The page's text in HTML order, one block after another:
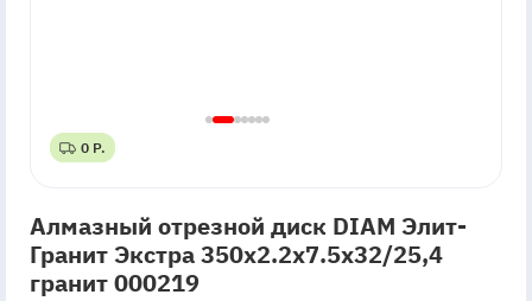
0 Р.
0 Р.
Алмазный отрезной диск DIAM Элит-
Гранит Экстра 350x2.2x7.5x32/25,4
гранит 000219